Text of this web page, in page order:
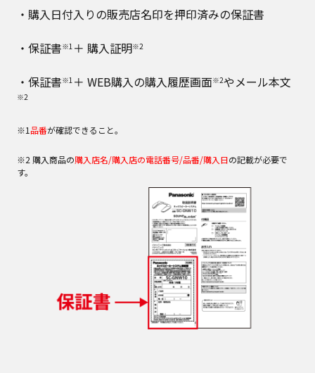
・購入日付入りの販売店名印を押印済みの保証書
・保証書※1 ＋ 購入証明※2
・保証書※1 ＋ WEB購入の購入履歴画面※2やメール本文
※2
※1 品番が確認できること。
※2 購入商品の購入店名/購入店の電話番号/品番/購入日の記載が必要で
す。